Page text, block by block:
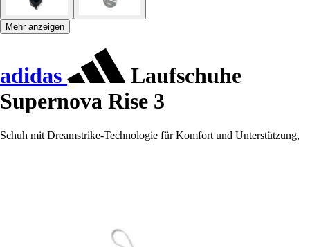
Mehr anzeigen
adidas
Laufschuhe
Supernova Rise 3
Schuh mit Dreamstrike-Technologie für Komfort und Unterstützung,